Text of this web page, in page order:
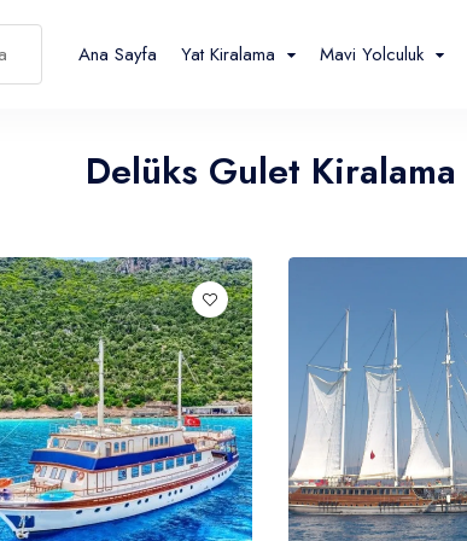
Ana Sayfa Yat Kiralama Mavi Yolculuk
Delüks Gulet Kiralama
Español
TL - ₺